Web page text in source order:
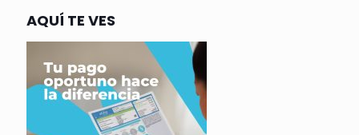
AQUÍ TE VES